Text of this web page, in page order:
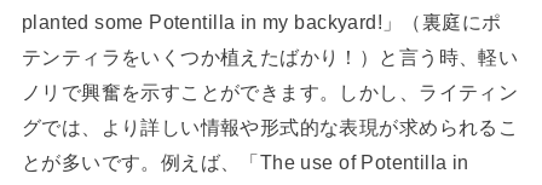
planted some Potentilla in my backyard!」（裏庭にポ
テンティラをいくつか植えたばかり！）と言う時、軽い
ノリで興奮を示すことができます。しかし、ライティン
グでは、より詳しい情報や形式的な表現が求められるこ
とが多いです。例えば、「The use of Potentilla in